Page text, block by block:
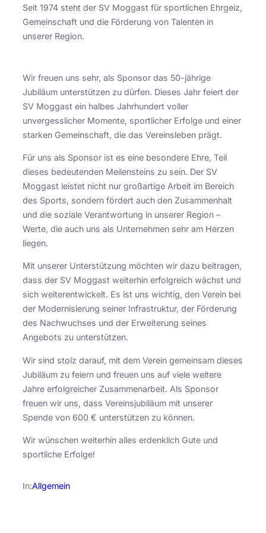
Seit 1974 steht der SV Moggast für sportlichen Ehrgeiz,
Gemeinschaft und die Förderung von Talenten in
unserer Region.
Wir freuen uns sehr, als Sponsor das 50-jährige
Jubiläum unterstützen zu dürfen. Dieses Jahr feiert der
SV Moggast ein halbes Jahrhundert voller
unvergesslicher Momente, sportlicher Erfolge und einer
starken Gemeinschaft, die das Vereinsleben prägt.
Für uns als Sponsor ist es eine besondere Ehre, Teil
dieses bedeutenden Meilensteins zu sein. Der SV
Moggast leistet nicht nur großartige Arbeit im Bereich
des Sports, sondern fördert auch den Zusammenhalt
und die soziale Verantwortung in unserer Region –
Werte, die auch uns als Unternehmen sehr am Herzen
liegen.
Mit unserer Unterstützung möchten wir dazu beitragen,
dass der SV Moggast weiterhin erfolgreich wächst und
sich weiterentwickelt. Es ist uns wichtig, den Verein bei
der Modernisierung seiner Infrastruktur, der Förderung
des Nachwuchses und der Erweiterung seines
Angebots zu unterstützen.
Wir sind stolz darauf, mit dem Verein gemeinsam dieses
Jubiläum zu feiern und freuen uns auf viele weitere
Jahre erfolgreicher Zusammenarbeit. Als Sponsor
freuen wir uns, dass Vereinsjubiläum mit unserer
Spende von 600 € unterstützen zu können.
Wir wünschen weiterhin alles erdenklich Gute und
sportliche Erfolge!
In:Allgemein